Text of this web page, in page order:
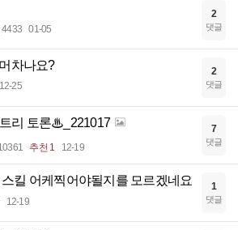
4433 01-05
2
댓글
차나요?
12-25
2
댓글
리 토론♨_221017
추천 1 12-19
7
댓글
킬 어케찍어야될지를 모르겠네요
12-19
1
댓글